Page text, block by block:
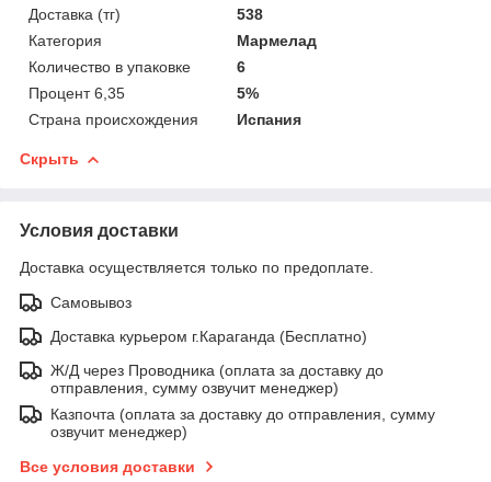
Доставка (тг)
538
Категория
Мармелад
Количество в упаковке
6
Процент 6,35
5%
Страна происхождения
Испания
Скрыть
Условия доставки
Доставка осуществляется только по предоплате.
Самовывоз
Доставка курьером г.Караганда (Бесплатно)
Ж/Д через Проводника (оплата за доставку до
отправления, сумму озвучит менеджер)
Казпочта (оплата за доставку до отправления, сумму
озвучит менеджер)
Все условия доставки